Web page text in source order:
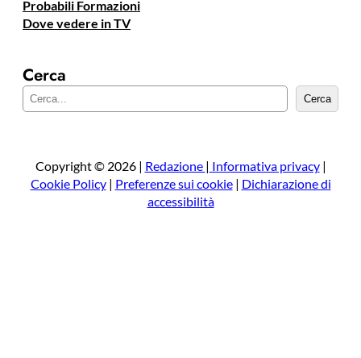
Probabili Formazioni
Dove vedere in TV
Cerca
e
a
Cerca
Copyright © 2026 | Redazione | Informativa privacy|
Cookie Policy| Preferenze sui cookie| Dichiarazione di
accessibilità